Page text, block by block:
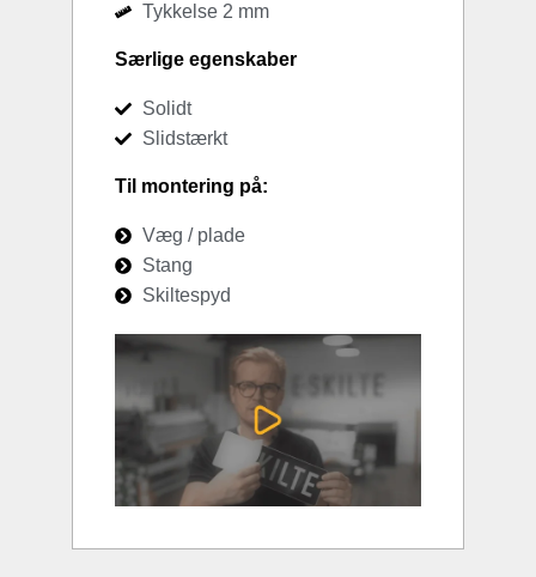
Tykkelse 2 mm
Særlige egenskaber
Solidt
Slidstærkt
Til montering på:
Væg / plade
Stang
Skiltespyd